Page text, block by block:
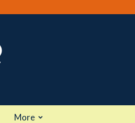
More